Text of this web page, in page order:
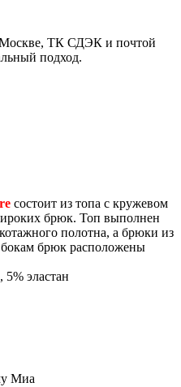
ТК СДЭК и почтой
подход.
состоит из топа с кружевом
брюк. Топ выполнен
полотна, а брюки из
брюк расположены
5% эластан
Миа